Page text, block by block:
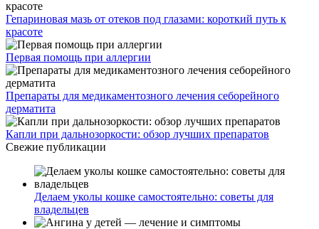
Гепариновая мазь от отеков под глазами: короткий путь к
красоте
Первая помощь при аллергии
Препараты для медикаментозного лечения себорейного
дерматита
Капли при дальнозоркости: обзор лучших препаратов
Свежие публикации
Делаем уколы кошке самостоятельно: советы для
владельцев